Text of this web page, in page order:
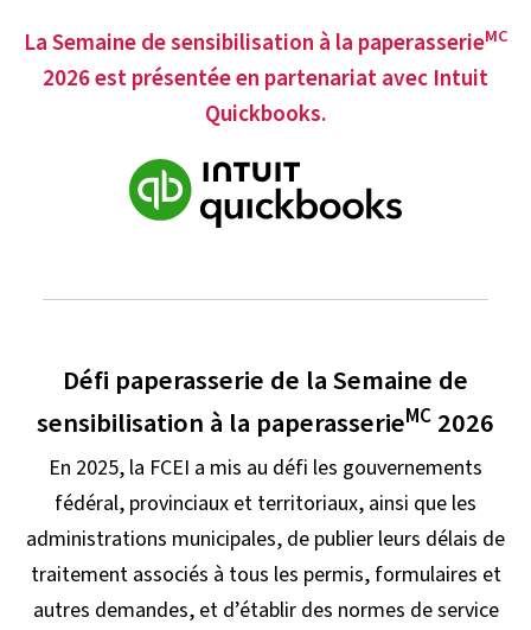
La Semaine de sensibilisation à la paperasserieMC
2026 est présentée en partenariat avec Intuit
Quickbooks.
Défi paperasserie de la Semaine de
sensibilisation à la paperasserieMC 2026
En 2025, la FCEI a mis au défi les gouvernements
fédéral, provinciaux et territoriaux, ainsi que les
administrations municipales, de publier leurs délais de
traitement associés à tous les permis, formulaires et
autres demandes, et d’établir des normes de service